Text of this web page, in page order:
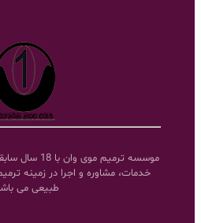
موسسه ترمیم
خدمات، مشاوره و اجرا در زمینه
طبیعی می